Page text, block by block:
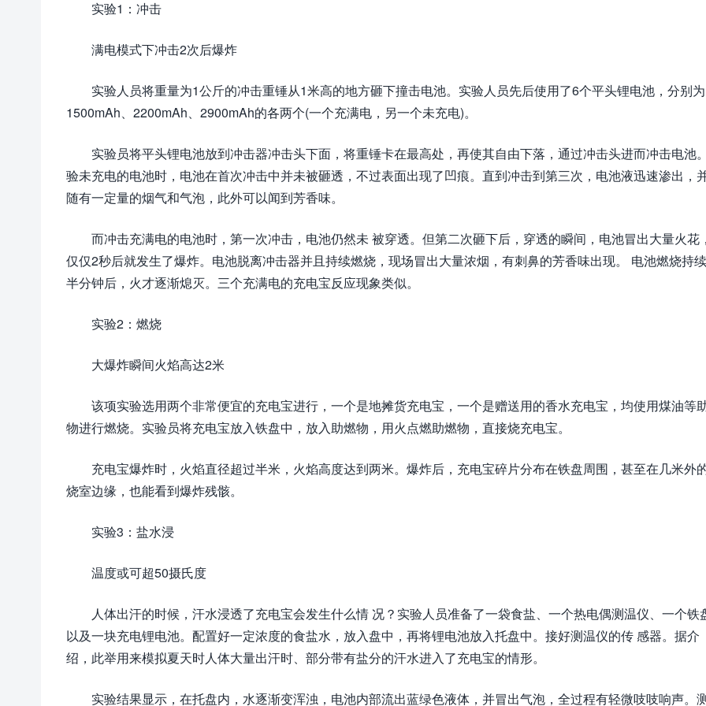
实验1：冲击
满电模式下冲击2次后爆炸
实验人员将重量为1公斤的冲击重锤从1米高的地方砸下撞击电池。实验人员先后使用了6个平头锂电池，分别为
1500mAh、2200mAh、2900mAh的各两个(一个充满电，另一个未充电)。
实验员将平头锂电池放到冲击器冲击头下面，将重锤卡在最高处，再使其自由下落，通过冲击头进而冲击电池
验未充电的电池时，电池在首次冲击中并未被砸透，不过表面出现了凹痕。直到冲击到第三次，电池液迅速渗出，
随有一定量的烟气和气泡，此外可以闻到芳香味。
而冲击充满电的电池时，第一次冲击，电池仍然未 被穿透。但第二次砸下后，穿透的瞬间，电池冒出大量火花，
仅仅2秒后就发生了爆炸。电池脱离冲击器并且持续燃烧，现场冒出大量浓烟，有刺鼻的芳香味出现。 电池燃烧持
半分钟后，火才逐渐熄灭。三个充满电的充电宝反应现象类似。
实验2：燃烧
大爆炸瞬间火焰高达2米
该项实验选用两个非常便宜的充电宝进行，一个是地摊货充电宝，一个是赠送用的香水充电宝，均使用煤油等
物进行燃烧。实验员将充电宝放入铁盘中，放入助燃物，用火点燃助燃物，直接烧充电宝。
充电宝爆炸时，火焰直径超过半米，火焰高度达到两米。爆炸后，充电宝碎片分布在铁盘周围，甚至在几米外
烧室边缘，也能看到爆炸残骸。
实验3：盐水浸
温度或可超50摄氏度
人体出汗的时候，汗水浸透了充电宝会发生什么情 况？实验人员准备了一袋食盐、一个热电偶测温仪、一个铁
以及一块充电锂电池。配置好一定浓度的食盐水，放入盘中，再将锂电池放入托盘中。接好测温仪的传 感器。据介
绍，此举用来模拟夏天时人体大量出汗时、部分带有盐分的汗水进入了充电宝的情形。
实验结果显示，在托盘内，水逐渐变浑浊，电池内部流出蓝绿色液体，并冒出气泡，全过程有轻微吱吱响声。